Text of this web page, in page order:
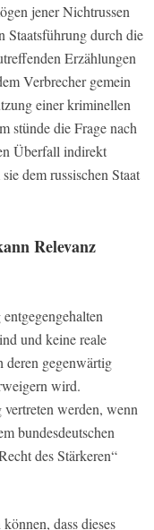
jener Nichtrussen
Staatsführung durch die
Erzählungen
Verbrecher gemein
einer kriminellen
stünde die Frage nach
Überfall indirekt
dem russischen Staat
Relevanz
und keine reale
deren gegenwärtig
wird.
werden, wenn
bundesdeutschen
des Stärkeren“
dass dieses